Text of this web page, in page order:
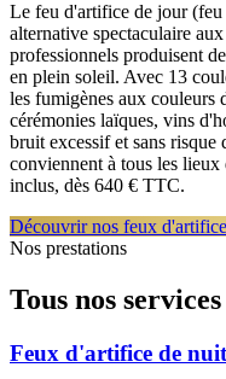
Le feu d'artifice de jour
alternative spectaculaire
professionnels produisent
en plein soleil. Avec 13
les fumigènes aux couleurs
cérémonies laïques, vins
bruit excessif et sans
conviennent à tous les
inclus, dès 640 € TTC.
Découvrir nos feux
Nos prestations
Tous nos
Feux d'artifice de nuit